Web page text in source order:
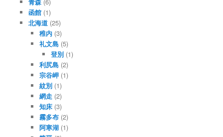
青森(6)
函館(1)
北海道(25)
稚内 (3)
礼文島 (5)
登別(1)
利尻島 (2)
宗谷岬 (1)
紋別 (1)
網走 (2)
知床 (3)
霧多布 (2)
阿寒湖 (1)